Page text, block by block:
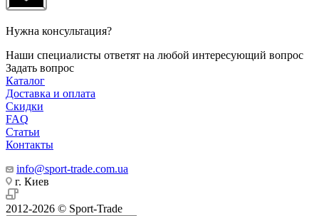
Нужна консультация?
Наши специалисты ответят на любой интересующий вопрос
Задать вопрос
Каталог
Доставка и оплата
Скидки
FAQ
Статьи
Контакты
info@sport-trade.com.ua
г. Киев
2012-2026 © Sport-Trade